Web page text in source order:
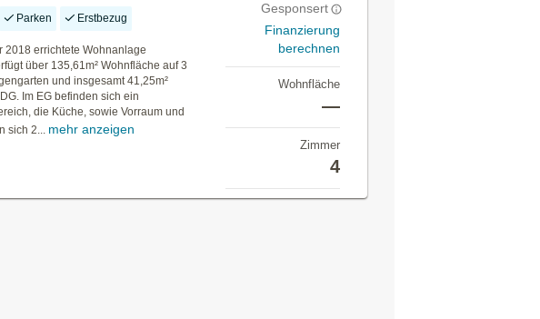
Parken Erstbezug
2018 errichtete Wohnanlage
über 135,61m² Wohnfläche auf 3
und insgesamt 41,25m²
Im EG befinden sich ein
die Küche, sowie Vorraum und
sich 2... mehr anzeigen
Gesponsert
Finanzierung
berechnen
Wohnfläche
—
Zimmer
4